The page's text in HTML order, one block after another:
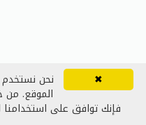
✖ نحن نستخدم
الموقع. من
فإنك توافق على استخدامنا